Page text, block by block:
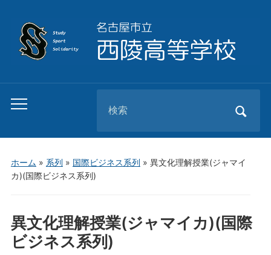
Toggle
menu
for:
ホーム » 系列 » 国際ビジネス系列 » 異文化理解授業(ジャマイ
カ)(国際ビジネス系列)
異文化理解授業(ジャマイカ)(国際
ビジネス系列)